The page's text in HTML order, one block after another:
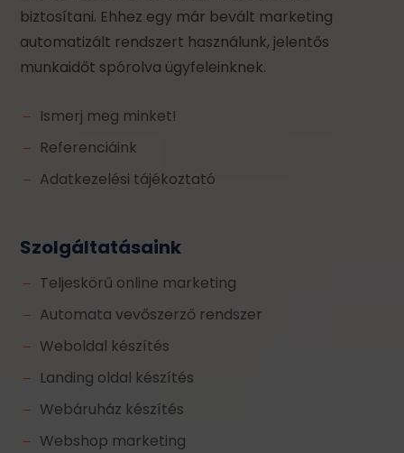
biztosítani. Ehhez egy már bevált marketing
automatizált rendszert használunk, jelentős
munkaidőt spórolva ügyfeleinknek.
K Ismerj meg minket!
K Referenciáink
K Adatkezelési tájékoztató
Szolgáltatásaink
K Teljeskörű online marketing
K Automata vevőszerző rendszer
K Weboldal készítés
K Landing oldal készítés
K Webáruház készítés
K Webshop marketing